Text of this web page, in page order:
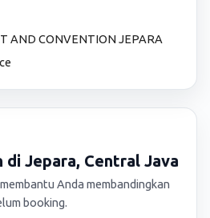
AND CONVENTION JEPARA
di Jepara, Central Java
Anda membandingkan
booking.